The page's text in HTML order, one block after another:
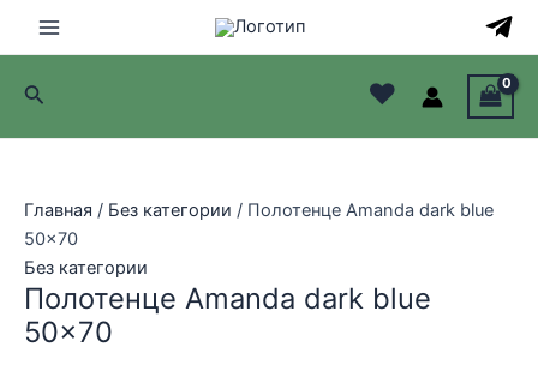
Main
Menu
Поиск ♥
Главная / Без категории / Полотенце Amanda dark blue
50×70
Без категории
Полотенце Amanda dark blue
50×70